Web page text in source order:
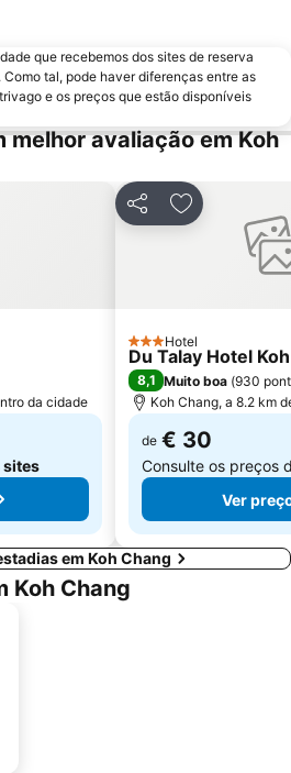
que recebemos dos sites de reserva
tal, pode haver diferenças entre as
e os preços que estão disponíveis
melhor avaliação em Koh
da cidade
sites
PartilharAdicionar
3 Estrelas
Hotel
Du Talay Hotel
8,1 Muito boa (930
Koh Chang, a 8.2 km
de € 30
Consulte os preços
Ver
em Koh Chang
Koh Chang